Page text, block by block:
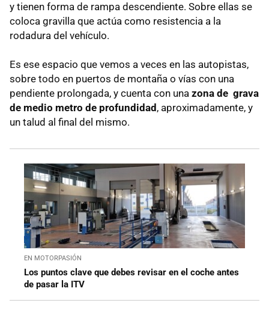
y tienen forma de rampa descendiente. Sobre ellas se
coloca gravilla que actúa como resistencia a la
rodadura del vehículo.
Es ese espacio que vemos a veces en las autopistas,
sobre todo en puertos de montaña o vías con una
pendiente prolongada, y cuenta con una zona de grava
de medio metro de profundidad , aproximadamente, y
un talud al final del mismo.
EN MOTORPASIÓN
Los puntos clave que debes revisar en el coche antes
de pasar la ITV